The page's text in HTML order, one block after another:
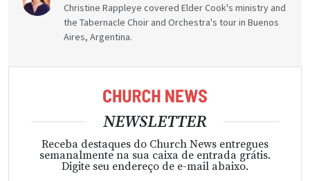
Christine Rappleye covered Elder Cook's ministry and
the Tabernacle Choir and Orchestra's tour in Buenos
Aires, Argentina.
NEWSLETTER
Receba destaques do Church News entregues
semanalmente na sua caixa de entrada grátis.
Digite seu endereço de e-mail abaixo.